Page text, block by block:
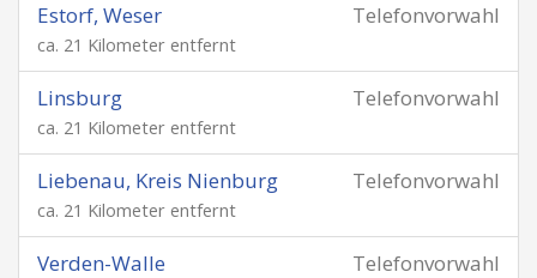
Telefonvorwahl
Estorf, Weser
ca. 21 Kilometer entfernt
Telefonvorwahl
Linsburg
ca. 21 Kilometer entfernt
Telefonvorwahl
Liebenau, Kreis Nienburg
ca. 21 Kilometer entfernt
Telefonvorwahl
Verden-Walle